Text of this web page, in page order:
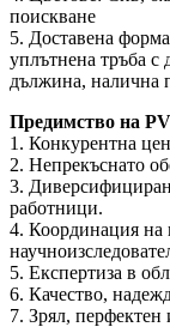
поискване
5. Доставена
уплътнена тръба
дължина, налична
Предимство на
1. Конкурентна
2. Непрекъснато
3.
работници.
4. Координация на
5. Експертиза в
6. Качество,
7. Зрял, перфектен